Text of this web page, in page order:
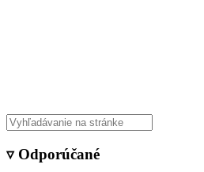
▿ Odporúčané